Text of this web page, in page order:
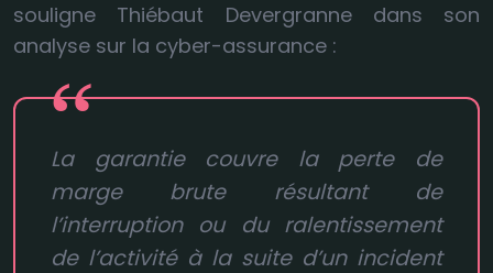
souligne Thiébaut Devergranne dans son
analyse sur la cyber-assurance :
La garantie couvre la perte de
marge brute résultant de
l’interruption ou du ralentissement
de l’activité à la suite d’un incident